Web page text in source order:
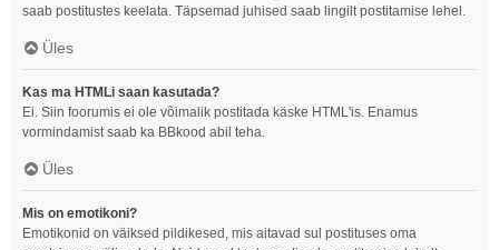
saab postitustes keelata. Täpsemad juhised saab lingilt postitamise lehel.
Üles
Kas ma HTMLi saan kasutada?
Ei. Siin foorumis ei ole võimalik postitada käske HTML'is. Enamus
vormindamist saab ka BBkood abil teha.
Üles
Mis on emotikoni?
Emotikonid on väiksed pildikesed, mis aitavad sul postituses oma